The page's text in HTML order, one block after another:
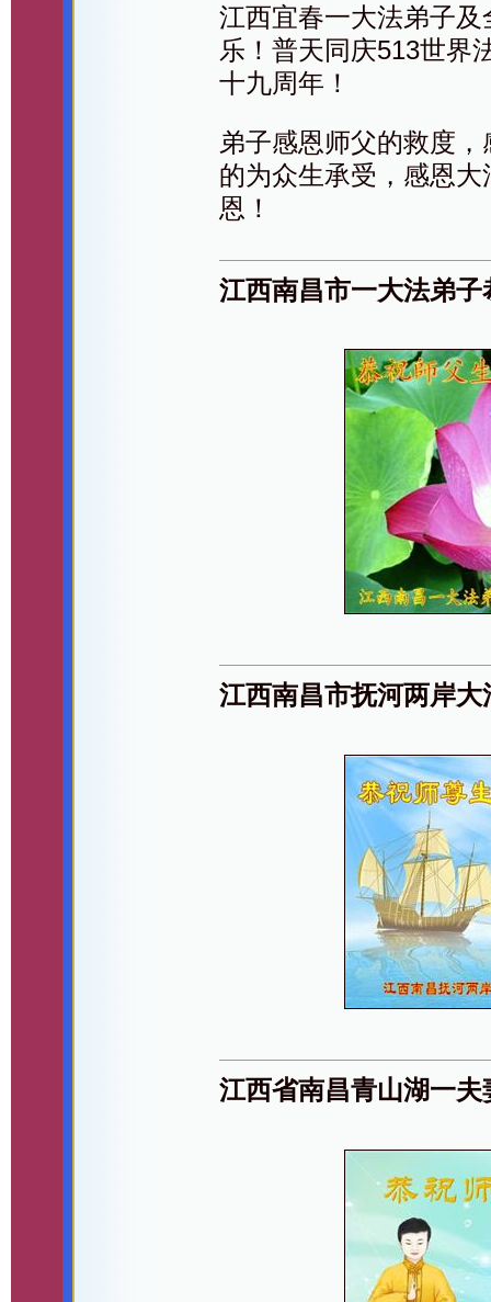
江西宜春一大法弟子
乐！普天同庆513世界
十九周年！
弟子感恩师父的救度
的为众生承受，感恩
恩！
江西南昌市一大法弟
江西南昌市抚河两岸
江西省南昌青山湖一